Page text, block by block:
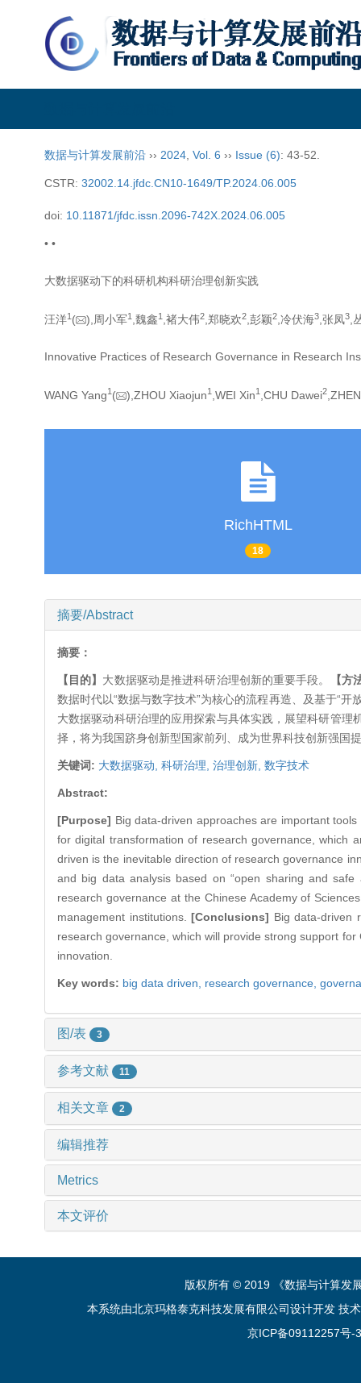
数据与计算发展前沿 ›› 2024 Vol. 6 ›› Issue (6): 43-52.
CSTR: 32002.14.jfdc.CN10-1649/TP.2024.06.005
doi: 10.11871/jfdc.issn.2096-742X.2024.06.005
• •
大数据驱动下的科研机构科研治理创新实践
汪洋1 ( ),周小军1 ,魏鑫1 ,褚大伟2 ,郑晓欢2 ,彭颖2 ,冷伏海3 ,张凤3 ,
Innovative Practices of Research Governance in Research
WANG Yang1 ( ),ZHOU Xiaojun1 ,WEI Xin1 ,CHU Dawei2
RichHTML
18
摘要/Abstract
摘要：
【目的】 大数据驱动是推进科研治理创新的重要手段。
【方
数据时代以“数据与数字技术”为核心的流程再造、及基于“
大数据驱动科研治理的应用探索与具体实践，展望科研管理
择，将为我国跻身创新型国家前列、成为世界科技创新强国
关键词: 大数据驱动, 科研治理, 治理创新, 数字技术
Abstract:
[Purpose] Big data-driven approaches are important
for digital transformation of research governance, which
driven is the inevitable direction of research governance
and big data analysis based on “open sharing and
research governance at the Chinese Academy of
management institutions.[Conclusions] Big data-driven
research governance, which will provide strong support
innovation.
Key words: big data driven, research governance,
图/表 3
参考文献 11
相关文章 2
编辑推荐
Metrics
本文评价
版权所有 © 2019 《数据与计算发
本系统由北京玛格泰克科技发展有限公司设计开发 技
京ICP备09112257号-